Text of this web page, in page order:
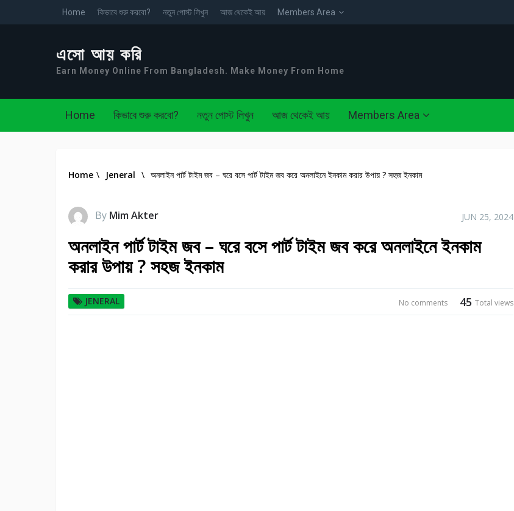
Home কিভাবে শুরু করবো? নতুন পোস্ট লিখুন আজ থেকেই আয় Members Area
এসো আয় করি
Earn Money Online From Bangladesh. Make Money From Home
Home কিভাবে শুরু করবো? নতুন পোস্ট লিখুন আজ থেকেই আয় Members Area
Home \ Jeneral \ অনলাইন পার্ট টাইম জব – ঘরে বসে পার্ট টাইম জব করে অনলাইনে ইনকাম করার উপায় ? সহজ ইনকাম
By Mim Akter JUN 25, 2024
অনলাইন পার্ট টাইম জব – ঘরে বসে পার্ট টাইম জব করে অনলাইনে ইনকাম
করার উপায় ? সহজ ইনকাম
JENERAL 45 Total views
No comments